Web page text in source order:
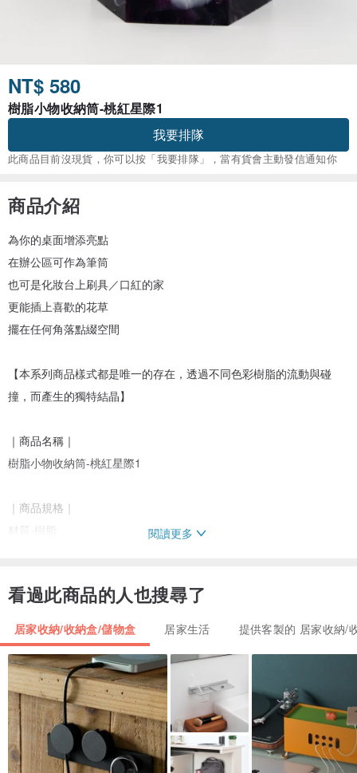
NT$ 580
樹脂小物收納筒-桃紅星際1
我要排隊
此商品目前沒現貨，你可以按「我要排隊」，當有貨會主動發信通知你
商品介紹
為你的桌面增添亮點
在辦公區可作為筆筒
也可是化妝台上刷具／口紅的家
更能插上喜歡的花草
擺在任何角落點綴空間
【本系列商品樣式都是唯一的存在，透過不同色彩樹脂的流動與碰
撞，而產生的獨特結晶】
｜商品名稱｜
樹脂小物收納筒-桃紅星際1
｜商品規格｜
製造方式-手工製作
｜商品須知｜
・皆為牡丹畫室工作室之負責人張蕾製作
・商品為手工製作，可接受自然手工痕跡、氣孔等現象再下單
・每件商品的顏色分佈、圖樣皆為獨一無二
・商品色彩因不同螢幕顯色而有所差異，實際色彩以商品實體為主
閱讀更多
看過此商品的人也搜尋了
居家收納/收納盒/儲物盒 居家生活 提供客製的 居家收納/